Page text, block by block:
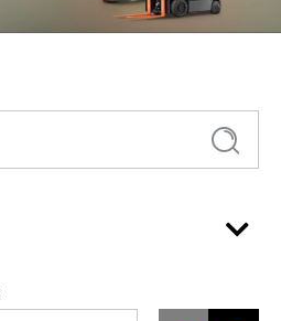
Шукати